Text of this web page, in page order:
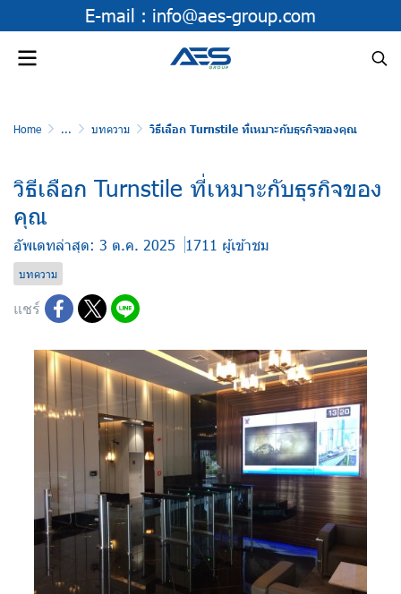
E-mail : info@aes-group.com
Home ... บทความ วิธีเลือก Turnstile ที่เหมาะกับธุรกิจของคุณ
วิธีเลือก Turnstile ที่เหมาะกับธุรกิจของ
คุณ
อัพเดทล่าสุด: 3 ต.ค. 2025 1711 ผู้เข้าชม
บทความ
แชร์